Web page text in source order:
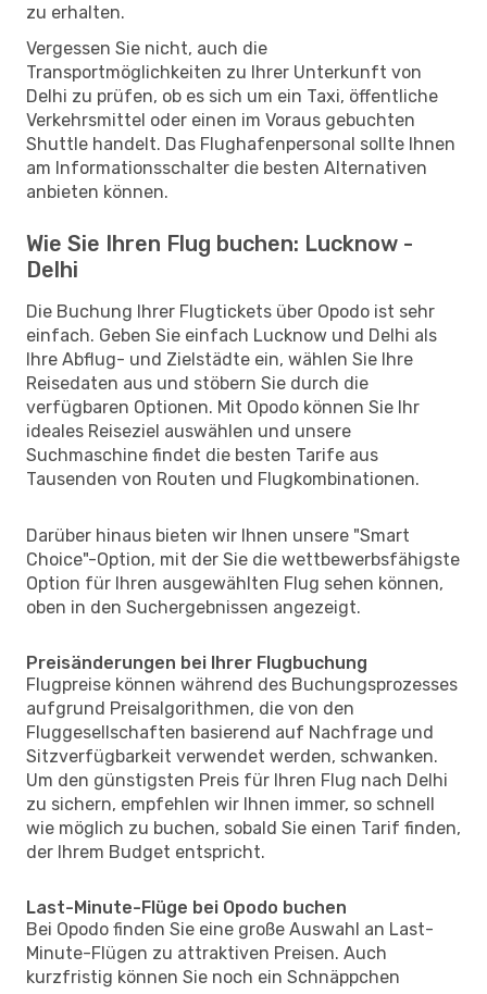
zu erhalten.
Vergessen Sie nicht, auch die
Transportmöglichkeiten zu Ihrer Unterkunft von
Delhi zu prüfen, ob es sich um ein Taxi, öffentliche
Verkehrsmittel oder einen im Voraus gebuchten
Shuttle handelt. Das Flughafenpersonal sollte Ihnen
am Informationsschalter die besten Alternativen
anbieten können.
Wie Sie Ihren Flug buchen: Lucknow -
Delhi
Die Buchung Ihrer Flugtickets über Opodo ist sehr
einfach. Geben Sie einfach Lucknow und Delhi als
Ihre Abflug- und Zielstädte ein, wählen Sie Ihre
Reisedaten aus und stöbern Sie durch die
verfügbaren Optionen. Mit Opodo können Sie Ihr
ideales Reiseziel auswählen und unsere
Suchmaschine findet die besten Tarife aus
Tausenden von Routen und Flugkombinationen.
Darüber hinaus bieten wir Ihnen unsere "Smart
Choice"-Option, mit der Sie die wettbewerbsfähigste
Option für Ihren ausgewählten Flug sehen können,
oben in den Suchergebnissen angezeigt.
Preisänderungen bei Ihrer Flugbuchung
Flugpreise können während des Buchungsprozesses
aufgrund Preisalgorithmen, die von den
Fluggesellschaften basierend auf Nachfrage und
Sitzverfügbarkeit verwendet werden, schwanken.
Um den günstigsten Preis für Ihren Flug nach Delhi
zu sichern, empfehlen wir Ihnen immer, so schnell
wie möglich zu buchen, sobald Sie einen Tarif finden,
der Ihrem Budget entspricht.
Last-Minute-Flüge bei Opodo buchen
Bei Opodo finden Sie eine große Auswahl an Last-
Minute-Flügen zu attraktiven Preisen. Auch
kurzfristig können Sie noch ein Schnäppchen